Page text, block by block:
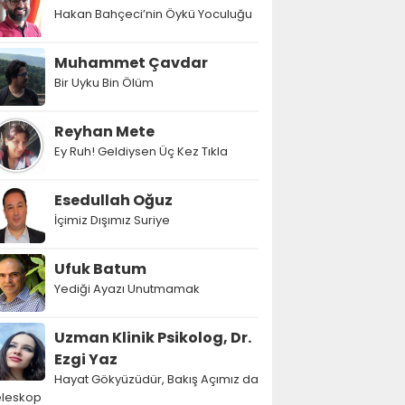
Hakan Bahçeci’nin Öykü Yoculuğu
Muhammet Çavdar
Bir Uyku Bin Ölüm
Reyhan Mete
Ey Ruh! Geldiysen Üç Kez Tıkla
Esedullah Oğuz
İçimiz Dışımız Suriye
Ufuk Batum
Yediği Ayazı Unutmamak
Uzman Klinik Psikolog, Dr.
Ezgi Yaz
Hayat Gökyüzüdür, Bakış Açımız da